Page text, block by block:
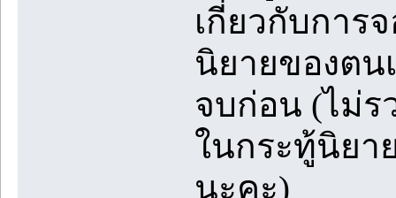
เกี่ยวกับการ
นิยายของตน
จบก่อน (ไม่ร
ในกระทู้นิยา
นะคะ)